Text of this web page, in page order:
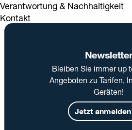
Verantwortung & Nachhaltigkeit
Kontakt
Bleiben Sie immer up
Angeboten zu Tarifen,
Geräten!
Jetzt anmelden